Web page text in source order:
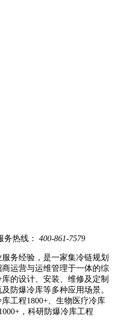
务热线： 400-861-7579
务经验，是一家集冷链规划
运营与运维管理于一体的综
的设计、安装、维修及定制
防爆冷库等多种应用场景。
工程1800+、生物医疗冷库
，科研防爆冷库工程